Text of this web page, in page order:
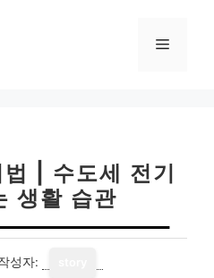
메
| 수도세 전기
생활 습관
성자: